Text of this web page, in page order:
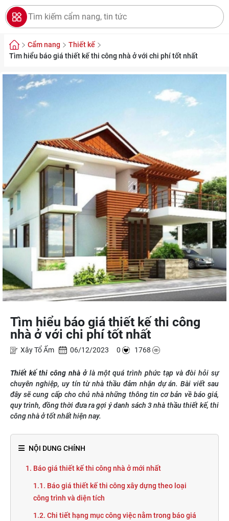
Cẩm nang
Thiết kế
Tìm hiểu báo giá thiết kế thi công nhà ở với chi phí tốt nhất
Tìm hiểu báo giá thiết kế thi công
nhà ở với chi phí tốt nhất
Xây Tổ Ấm 06/12/2023 0 1768
Thiết kế thi công nhà ở là một quá trình phức tạp và đòi hỏi sự
chuyên nghiệp, uy tín từ nhà thầu đảm nhận dự án. Bài viết sau
đây sẽ cung cấp cho chủ nhà những thông tin cơ bản về báo giá,
quy trình, đồng thời đưa ra gợi ý danh sách 3 nhà thầu thiết kế, thi
công nhà ở tốt nhất hiện nay.
NỘI DUNG CHÍNH
1. Báo giá thiết kế thi công nhà ở mới nhất
1.1. Báo giá thiết kế thi công xây dựng theo loại
công trình và diện tích
1.2. Chi tiết hạng mục công việc nằm trong báo giá